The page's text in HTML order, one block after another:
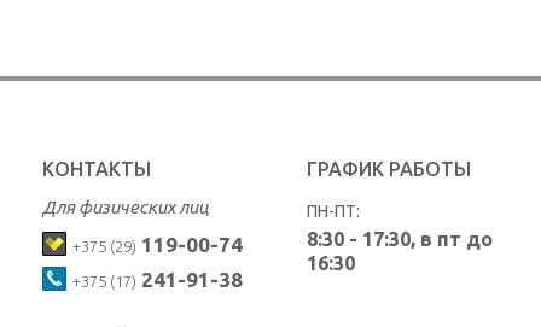
КОНТАКТЫ
Для физических лиц
+375 (29) 119-00-74
+375 (17) 241-91-38
ГРАФИК РАБОТЫ
ПН-ПТ:
8:30 - 17:30, в пт до
16:30